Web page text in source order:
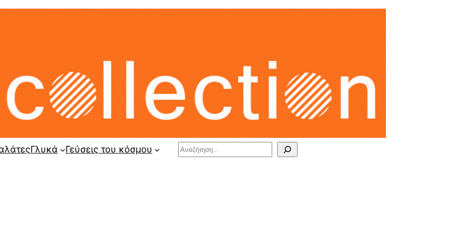
Γλυκά Γεύσεις του κόσμου Search